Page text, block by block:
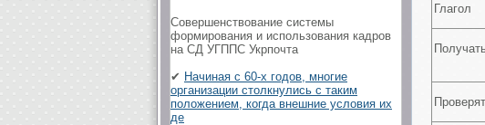
Совершенствование системы
формирования и использования кадров
на СД УГППС Укрпочта
✔ Начиная с 60-х годов, многие
организации столкнулись с таким
положением, когда внешние условия их
де
Глагол